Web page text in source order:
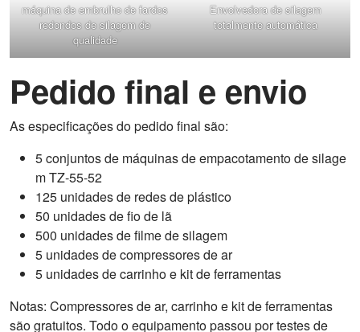
máquina de embrulho de fardos
redondos de silagem de
qualidade
Envolvedora de silagem
totalmente automática
Pedido final e envio
As especificações do pedido final são:
5 conjuntos de máquinas de empacotamento de silage
m TZ-55-52
125 unidades de redes de plástico
50 unidades de fio de lã
500 unidades de filme de silagem
5 unidades de compressores de ar
5 unidades de carrinho e kit de ferramentas
Notas: Compressores de ar, carrinho e kit de ferramentas
são gratuitos. Todo o equipamento passou por testes de